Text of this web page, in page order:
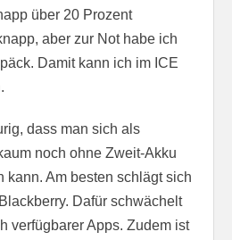
über 20 Prozent
aber zur Not habe ich
Damit kann ich im ICE
dass man sich als
noch ohne Zweit-Akku
kann. Am besten schlägt sich
Dafür schwächelt
verfügbarer Apps. Zudem ist